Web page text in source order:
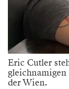
Eric Cutler
der Wien.